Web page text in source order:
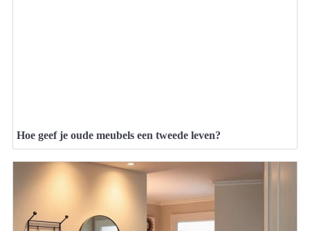
Hoe geef je oude meubels een tweede leven?